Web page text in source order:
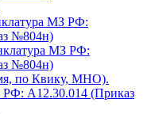
МЗ РФ:
№804н)
МЗ РФ:
№804н)
по Квику, МНО).
A12.30.014 (Приказ